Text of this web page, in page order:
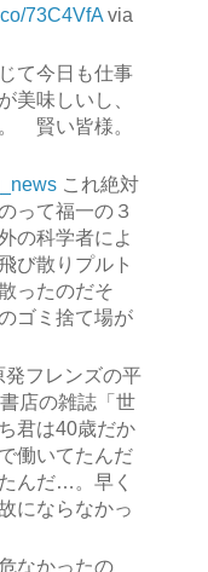
73C4VfAvia
て今日も仕事
美味しいし、
賢い皆様。
これ絶対
って福一の３
の科学者によ
び散りプルト
ったのだそ
ゴミ捨て場が
発フレンズの平
店の雑誌「世
君は40歳だか
働いてたんだ
んだ…。早く
にならなかっ
なかったの